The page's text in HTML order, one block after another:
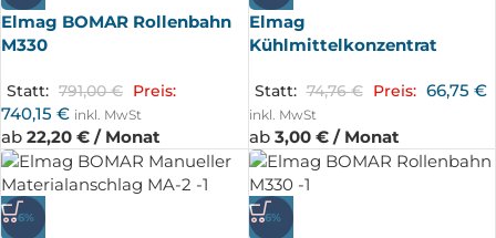
Elmag BOMAR Rollenbahn
M330
Statt: 791,00€ Preis:
740,15 € inkl. MwSt
ab 22,20 € / Monat
Elmag
Kühlmittelkonzentrat
Statt: 74,76€ Preis: 66,75 €
inkl. MwSt
ab 3,00 € / Monat
-6% -6%